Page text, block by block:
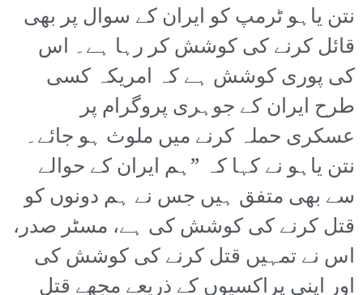
نتن یاہو ٹرمپ کو ایران کے سوال پر بھی
قائل کرنے کی کوشش کر رہا ہے۔ اس
کی پوری کوشش ہے کہ امریکہ کسی
طرح ایران کے جوہری پروگرام پر
عسکری حملہ کرنے میں ملوث ہو جائے۔
نتن یاہو نے کہا کہ ”ہم ایران کے حوالے
سے بھی متفق ہیں جس نے ہم دونوں کو
قتل کرنے کی کوشش کی ہے، مسٹر صدر،
اس نے تمہیں قتل کرنے کی کوشش کی